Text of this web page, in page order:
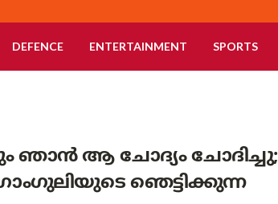
DEFENCE ENTERTAINMENT SPORTS
ഞാൻ ആ ചോദ്യം ചോദിച്ചു;
ഞെട്ടിക്കുന്ന